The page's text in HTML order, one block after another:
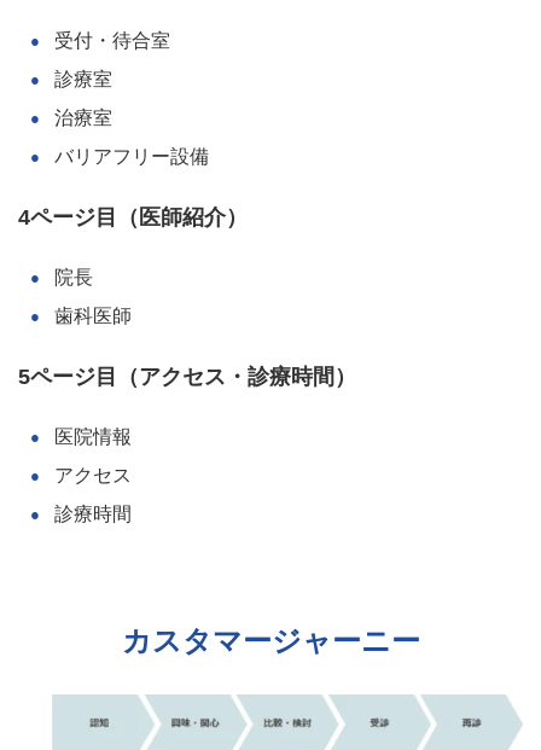
受付・待合室
診療室
治療室
バリアフリー設備
4ページ目（医師紹介）
院長
歯科医師
5ページ目（アクセス・診療時間）
医院情報
アクセス
診療時間
カスタマージャーニー